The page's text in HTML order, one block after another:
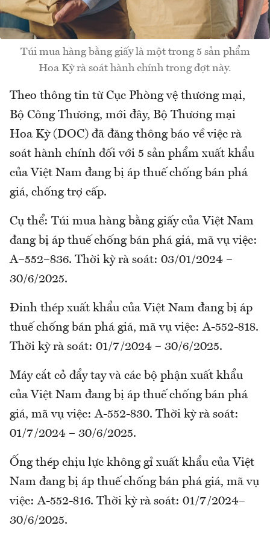
Túi mua hàng bằng giấy là một trong 5 sản phẩm
Hoa Kỳ rà soát hành chính trong đợt này.
Theo thông tin từ Cục Phòng vệ thương mại,
Bộ Công Thương, mới đây, Bộ Thương mại
Hoa Kỳ (DOC) đã đăng thông báo về việc rà
soát hành chính đối với 5 sản phẩm xuất khẩu
của Việt Nam đang bị áp thuế chống bán phá
giá, chống trợ cấp.
Cụ thể: Túi mua hàng bằng giấy của Việt Nam
đang bị áp thuế chống bán phá giá, mã vụ việc:
A–552–836. Thời kỳ rà soát: 03/01/2024 –
30/6/2025.
Đinh thép xuất khẩu của Việt Nam đang bị áp
thuế chống bán phá giá, mã vụ việc: A-552-818.
Thời kỳ rà soát: 01/7/2024 – 30/6/2025.
Máy cắt cỏ đẩy tay và các bộ phận xuất khẩu
của Việt Nam đang bị áp thuế chống bán phá
giá, mã vụ việc: A-552-830. Thời kỳ rà soát:
01/7/2024 – 30/6/2025.
Ống thép chịu lực không gỉ xuất khẩu của Việt
Nam đang bị áp thuế chống bán phá giá, mã vụ
việc: A-552-816. Thời kỳ rà soát: 01/7/2024–
30/6/2025.